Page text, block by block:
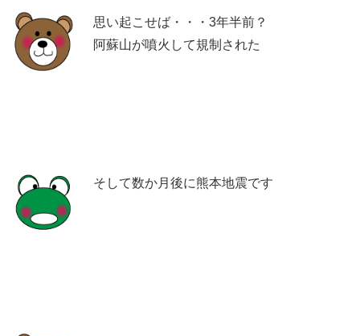
思い起こせば・・・3年半前？
阿蘇山が噴火して規制された
そして数か月後に熊本地震です